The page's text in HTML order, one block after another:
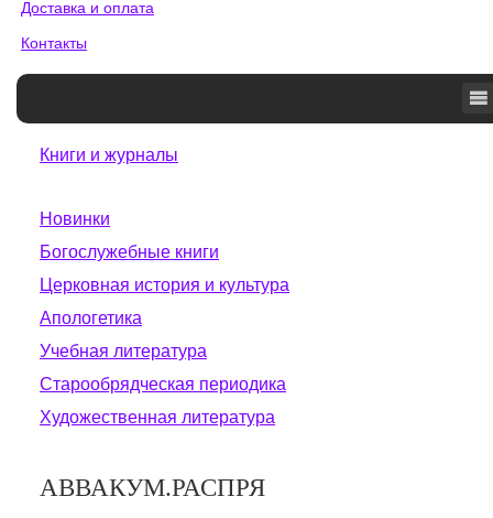
Доставка и оплата
Контакты
Книги и журналы
Новинки
Богослужебные книги
Церковная история и культура
Апологетика
Учебная литература
Старообрядческая периодика
Художественная литература
АВВАКУМ.РАСПРЯ